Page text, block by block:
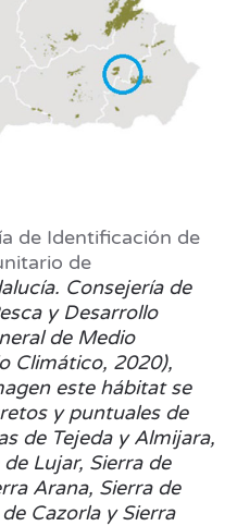
de Identificación de
de
Consejería de
y Desarrollo
de Medio
Climático, 2020),
este hábitat se
y puntuales de
de Tejeda y Almijara,
de Lujar, Sierra de
Arana, Sierra de
Cazorla y Sierra